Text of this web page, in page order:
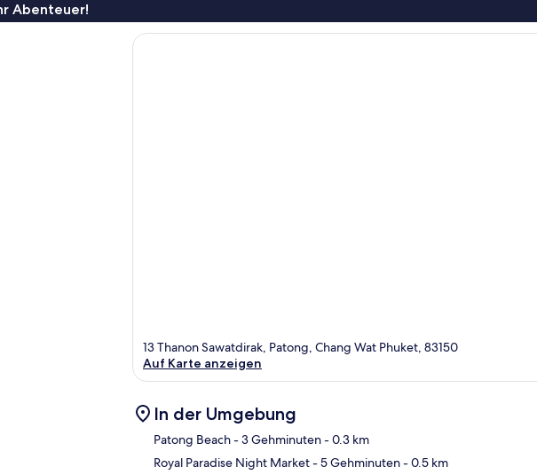
Abenteuer!
13 Thanon Sawatdirak, Patong, Chang Wat Phuket, 83150
Auf Karte anzeigen
In der Umgebung
Patong Beach- 3 Gehminuten- 0.3 km
Royal Paradise Night Market- 5 Gehminuten- 0.5 km